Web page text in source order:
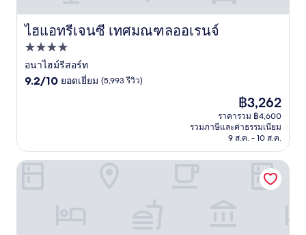
ไฮแอทรีเจนซี เทศมณฑลออเรนจ์
ไฮแอทรีเจนซี เทศมณฑลออเรนจ์
ที่พัก
4.0
ดาว
อนาไฮม์รีสอร์ท
9.2
รีวิว)
9.2/10 ยอดเยี่ยม (5,993 รีวิว)
ราคา
ปัจจุบัน
คือ
฿3,262
฿3,262
ราคารวม ฿4,600
รวมภาษีและค่าธรรมเนียม
9 ส.ค. - 10 ส.ค.
เบสท์เวสเทิร์นพลัส สโตวอลส์อินน์